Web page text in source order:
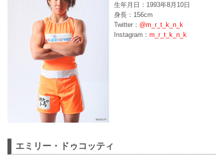
生年月日：1993年8月10日
身長：156cm
Twitter： @m_r_t_k_n_k
Instagram： m_r_t_k_n_k
エミリー・ドゥコッティ